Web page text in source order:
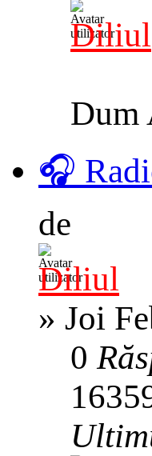
Diliul
Dum
🎧
de
Diliul
» Joi
0